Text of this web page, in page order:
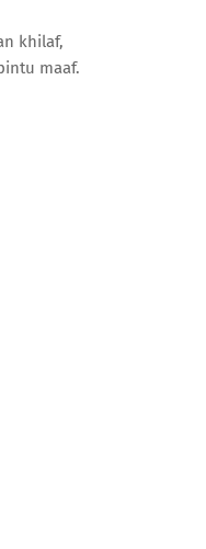
khilaf,
maaf.